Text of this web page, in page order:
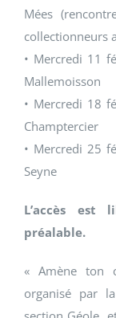
Mées
collectionneurs
• Mercredi 11
Mallemoisson
• Mercredi 18
Champtercier
• Mercredi 25
Seyne
L’accès est
préalable.
« Amène ton
organisé par